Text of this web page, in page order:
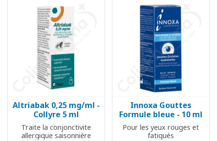
Altriabak 0,25 mg/ml -
Collyre 5 ml
Traite la conjonctivite
allergique saisonnière
Innoxa Gouttes
Formule bleue - 10 ml
Pour les yeux rouges et
fatigués